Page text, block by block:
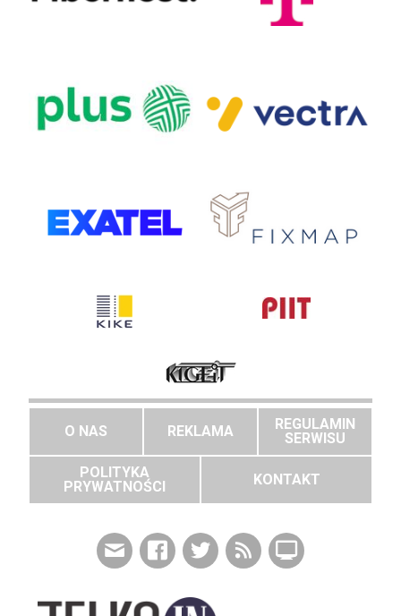
O NAS REKLAMA
REGULAMIN
SERWISU
POLITYKA
PRYWATNOŚCI
KONTAKT